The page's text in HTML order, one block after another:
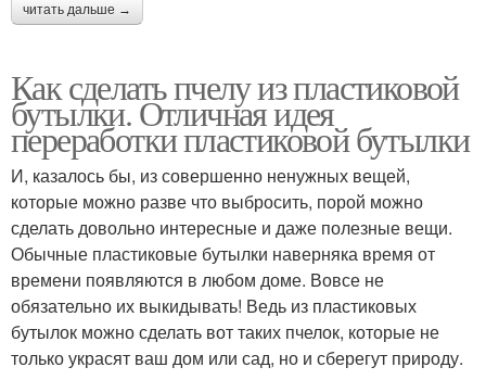
читать дальше →
Как сделать пчелу из пластиковой
бутылки. Отличная идея
переработки пластиковой бутылки
И, казалось бы, из совершенно ненужных вещей,
которые можно разве что выбросить, порой можно
сделать довольно интересные и даже полезные вещи.
Обычные пластиковые бутылки наверняка время от
времени появляются в любом доме. Вовсе не
обязательно их выкидывать! Ведь из пластиковых
бутылок можно сделать вот таких пчелок, которые не
только украсят ваш дом или сад, но и сберегут природу.